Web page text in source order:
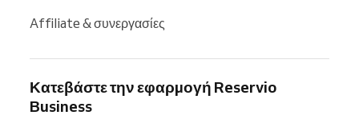
Affiliate & συνεργασίες
Κατεβάστε την εφαρμογή Reservio
Business